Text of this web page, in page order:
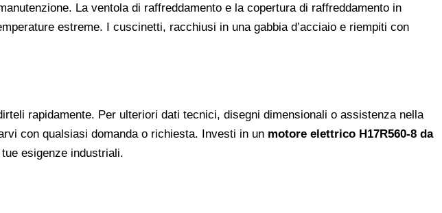
La ventola di raffreddamento e la copertura di raffreddamento in
estreme. I cuscinetti, racchiusi in una gabbia d’acciaio e riempiti con
rapidamente. Per ulteriori dati tecnici, disegni dimensionali o assistenza nella
con qualsiasi domanda o richiesta. Investi in un motore elettrico H17R560-8 da
esigenze industriali.